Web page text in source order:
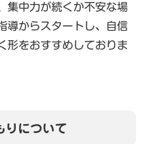
集中力が続くか不安な場
導からスタートし、自信
形をおすすめしておりま
りについて